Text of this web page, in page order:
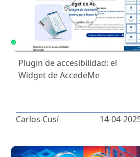
Plugin de accesibilidad: el
Widget de AccedeMe
Carlos Cusí 14-04-